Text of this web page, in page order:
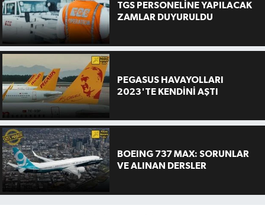
TGS PERSONELİNE YAPILACAK
ZAMLAR DUYURULDU
PEGASUS HAVAYOLLARI
2023'TE KENDİNİ AŞTI
BOEING 737 MAX: SORUNLAR
VE ALINAN DERSLER